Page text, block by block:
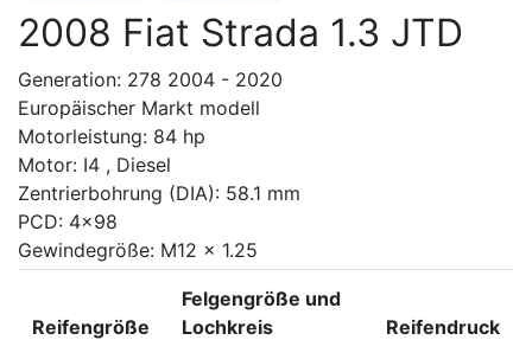
2008 Fiat Strada 1.3 JTD
Generation: 278 2004 - 2020
Europäischer Markt modell
Motorleistung: 84 hp
Motor: I4 , Diesel
Zentrierbohrung (DIA): 58.1 mm
PCD: 4x98
Gewindegröße: M12 x 1.25
Reifengröße
Felgengröße und
Lochkreis
Reifendruck